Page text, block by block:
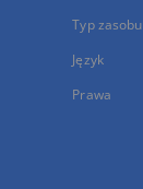
Typ zasobu
Język
Prawa